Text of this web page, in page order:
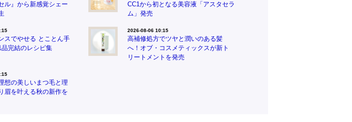
ル』から新感覚シェー
CC1から初となる美容液「アスタセラ
ム」発売
スでやせる とことん手
完結のレシピ集
2026-08-06 10:15
高補修処方でツヤと潤いのある髪
へ！オブ・コスメティックスが新ト
リートメントを発売
想の美しいまつ毛と理
眉を叶える秋の新作を